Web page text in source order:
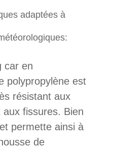
adaptées à
car en
polypropylène est
résistant aux
fissures. Bien
permette ainsi à
de